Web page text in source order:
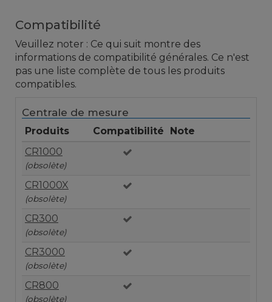
Compatibilité
Veuillez noter : Ce qui suit montre des
informations de compatibilité générales. Ce n'est
pas une liste complète de tous les produits
compatibles.
Centrale de mesure
Produits Compatibilité
Note
CR1000
(obsolète)
CR1000X
(obsolète)
CR300
(obsolète)
CR3000
(obsolète)
CR800
(obsolète)